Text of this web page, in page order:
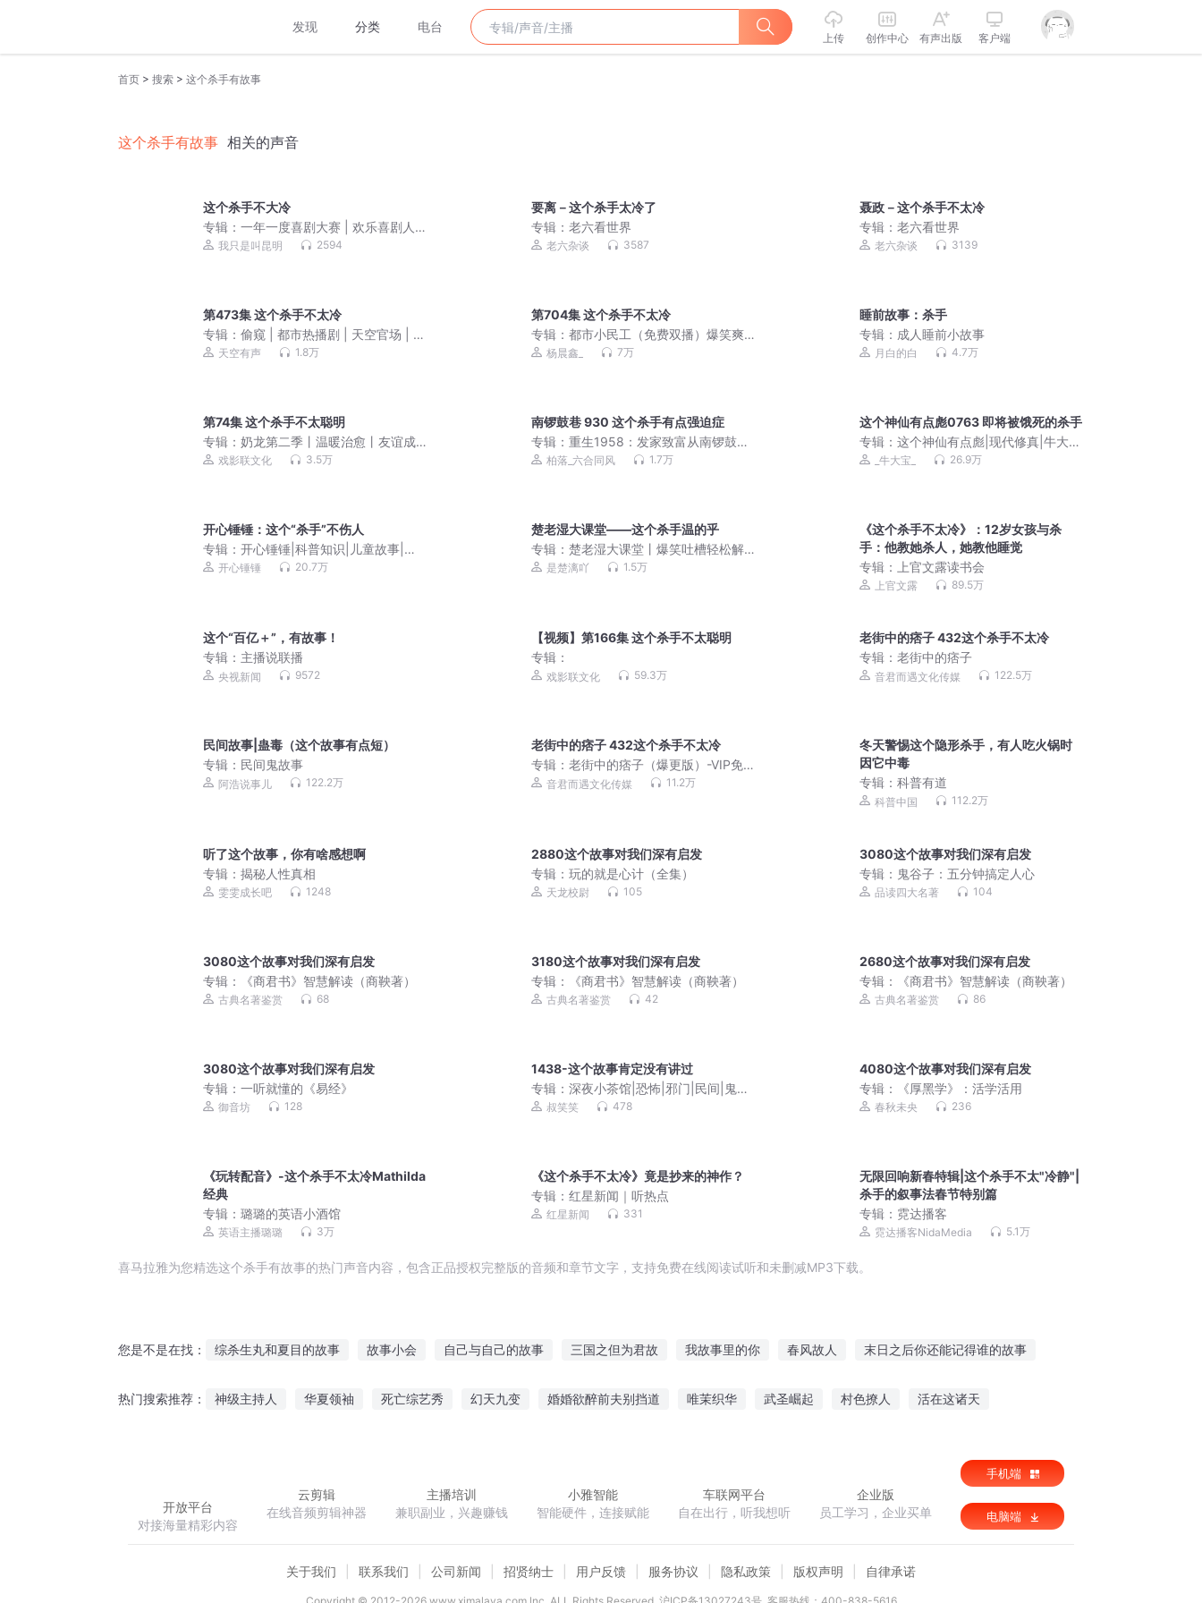
发现 分类 电台
上传 创作中心 有声出版 客户端
首页 > 搜索 > 这个杀手有故事
这个杀手有故事 相关的声音
这个杀手不大冷
专辑： 一年一度喜剧大赛 | 欢乐喜剧人 |
喜人奇妙夜
我只是叫昆明 2594
要离－这个杀手太冷了
专辑：老六看世界
老六杂谈 3587
聂政－这个杀手不太冷
专辑：老六看世界
老六杂谈 3139
第473集 这个杀手不太冷
专辑： 偷窥 | 都市热播剧 | 天空官场 | 多
播精品
天空有声 1.8万
第704集 这个杀手不太冷
专辑：都市小民工（免费双播）爆笑爽
文 杨晨鑫_ 7万
睡前故事：杀手
专辑： 成人睡前小故事
月白的白 4.7万
第74集 这个杀手不太聪明
专辑： 奶龙第二季丨温暖治愈丨友谊成
长丨幽默搞笑
戏影联文化 3.5万
南锣鼓巷 930 这个杀手有点强迫症
专辑：重生1958：发家致富从南锣鼓巷
开始|七猫万订高分|日常空间成长|单女
柏落_六合同风 1.7万
这个神仙有点彪0763 即将被饿死的杀手
专辑：这个神仙有点彪|现代修真|牛大宝
演绎|修仙爽文|多人有声剧
_牛大宝_ 26.9万
开心锤锤：这个“杀手”不伤人
专辑： 开心锤锤|科普知识|儿童故事|有
趣百科|免费故事
开心锤锤 20.7万
楚老湿大课堂——这个杀手温的乎
专辑：楚老湿大课堂丨爆笑吐槽轻松解
压 是楚漓吖 1.5万
《这个杀手不太冷》：12岁女孩与杀
手：他教她杀人，她教他睡觉
专辑：
上官文露读书会
上官文露 89.5万
这个“百亿＋”，有故事！
专辑： 主播说联播
央视新闻 9572
【视频】第166集 这个杀手不太聪明
专辑：
戏影联文化 59.3万
老街中的痞子 432这个杀手不太冷
专辑：老街中的痞子
音君而遇文化传媒 122.5万
民间故事|蛊毒（这个故事有点短）
专辑： 民间鬼故事
阿浩说事儿 122.2万
老街中的痞子 432这个杀手不太冷
专辑：老街中的痞子（爆更版）-VIP免
费 音君而遇文化传媒 11.2万
冬天警惕这个隐形杀手，有人吃火锅时
因它中毒
专辑：科普有道
科普中国 112.2万
听了这个故事，你有啥感想啊
专辑： 揭秘人性真相
雯雯成长吧 1248
2880这个故事对我们深有启发
专辑：玩的就是心计（全集）
天龙校尉 105
3080这个故事对我们深有启发
专辑： 鬼谷子：五分钟搞定人心
品读四大名著 104
3080这个故事对我们深有启发
专辑：
《商君书》智慧解读（商鞅著）
古典名著鉴赏 68
3180这个故事对我们深有启发
专辑：
《商君书》智慧解读（商鞅著）
古典名著鉴赏 42
2680这个故事对我们深有启发
专辑：
《商君书》智慧解读（商鞅著）
古典名著鉴赏 86
3080这个故事对我们深有启发
专辑： 一听就懂的《易经》
御音坊 128
1438-这个故事肯定没有讲过
专辑：深夜小茶馆|恐怖|邪门|民间|鬼故
事 叔笑笑 478
4080这个故事对我们深有启发
专辑：
《厚黑学》：活学活用
春秋未央 236
《玩转配音》-这个杀手不太冷Mathilda
经典
专辑： 璐璐的英语小酒馆
英语主播璐璐 3万
《这个杀手不太冷》竟是抄来的神作？
专辑：红星新闻｜听热点
红星新闻 331
无限回响新春特辑|这个杀手不太"冷静"|
杀手的叙事法春节特别篇
专辑： 霓达播客
霓达播客NidaMedia 5.1万
喜马拉雅为您精选这个杀手有故事的热门声音内容，包含正品授权完整版的音频和章节文字，支持免费在线阅读试听和未删减MP3下载。
您是不是在找： 综杀生丸和夏目的故事 故事小会 自己与自己的故事 三国之但为君故 我故事里的你 春风故人 末日之后你还能记得谁的故事
热门搜索推荐： 神级主持人 华夏领袖 死亡综艺秀 幻天九变 婚婚欲醉前夫别挡道 唯茉织华 武圣崛起 村色撩人 活在这诸天
开放平台
对接海量精彩内容
云剪辑
在线音频剪辑神器
主播培训
兼职副业，兴趣赚钱
小雅智能
智能硬件，连接赋能
车联网平台
自在出行，听我想听
企业版
员工学习，企业买单
手机端
电脑端
关于我们 联系我们 公司新闻 招贤纳士 用户反馈 服务协议 隐私政策 版权声明 自律承诺